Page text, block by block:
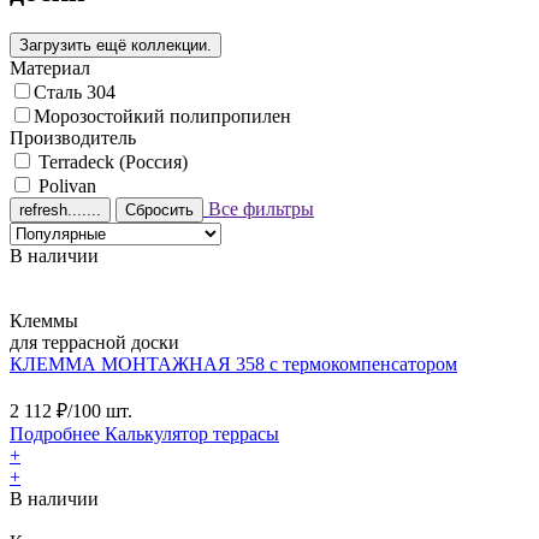
Материал
Сталь 304
Морозостойкий полипропилен
Производитель
Terradeck (Россия)
Polivan
Сбросить Все фильтры
В наличии
Клеммы
для террасной доски
КЛЕММА МОНТАЖНАЯ 358 с термокомпенсатором
2 112 ₽/100 шт.
Подробнее Калькулятор террасы
+
+
В наличии